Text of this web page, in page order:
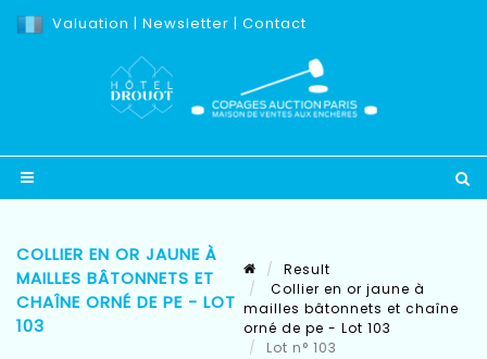
Valuation | Newsletter | Contact
COLLIER EN OR JAUNE À
MAILLES BÂTONNETS ET
CHAÎNE ORNÉ DE PE - LOT
103
Result
Collier en or jaune à
mailles bâtonnets et chaîne
orné de pe - Lot 103
Lot n° 103